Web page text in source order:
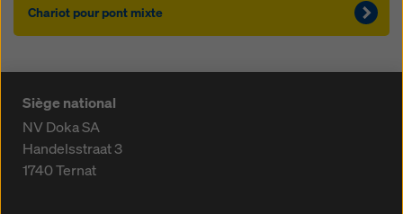
Chariot pour pont mixte
Siège national
NV Doka SA
Handelsstraat 3
1740Ternat